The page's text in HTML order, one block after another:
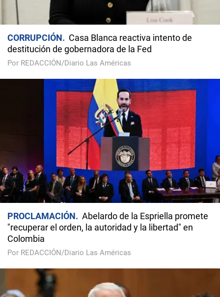
CORRUPCIÓN
Casa Blanca reactiva intento de
destitución de gobernadora de la Fed
Por REDACCIÓN/Diario Las Américas
PROCLAMACIÓN
Abelardo de la Espriella promete
"recuperar el orden, la autoridad y la libertad" en
Colombia
Por REDACCIÓN/Diario Las Américas